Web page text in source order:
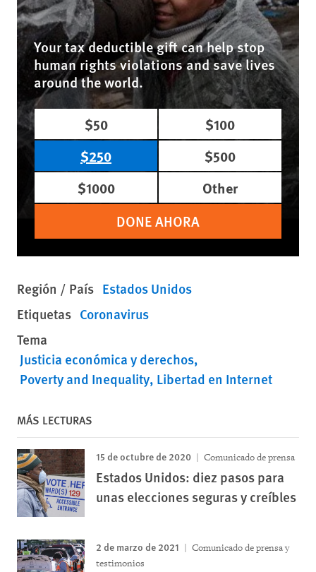
Your tax deductible gift can help stop
human rights violations and save lives
around the world.
$50
$100
$250
$500
$1000
Other
DONE AHORA
Región / País Estados Unidos
Etiquetas Coronavirus
Tema
Justicia económica y derechos
Poverty and Inequality Libertad en Internet
MÁS LECTURAS
15 de octubre de 2020 Comunicado de prensa
Estados Unidos: diez pasos para
unas elecciones seguras y creíbles
2 de marzo de 2021
Comunicado de prensa y
testimonios